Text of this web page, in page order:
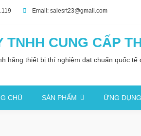
Email: salesrt23@gmail.com
TNHH CUNG CẤP
hãng thiết bị thí nghiệm đạt chuẩn quốc
CHỦ SẢN PHẨM ỨNG DỤNG